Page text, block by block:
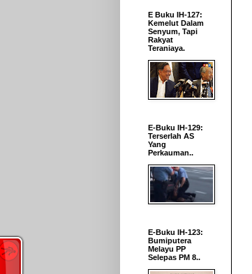
E Buku IH-127:
Kemelut Dalam
Senyum, Tapi
Rakyat
Teraniaya.
E-Buku IH-129:
Terserlah AS
Yang
Perkauman..
E-Buku IH-123:
Bumiputera
Melayu PP
Selepas PM 8..